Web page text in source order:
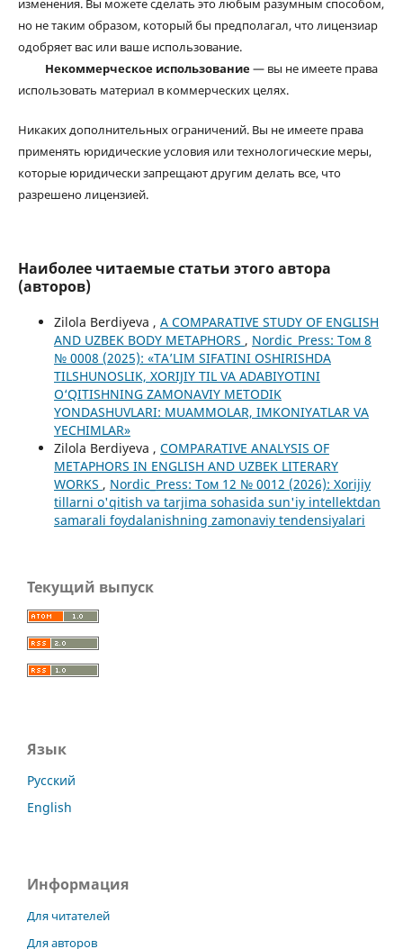
изменения. Вы можете сделать это любым разумным способом,
но не таким образом, который бы предполагал, что лицензиар
одобряет вас или ваше использование.
Некоммерческое использование— вы не имеете права
использовать материал в коммерческих целях.
Никаких дополнительных ограничений. Вы не имеете права
применять юридические условия или технологические меры,
которые юридически запрещают другим делать все, что
разрешено лицензией.
Наиболее читаемые статьи этого автора
(авторов)
Zilola Berdiyeva , A COMPARATIVE STUDY OF ENGLISH
AND UZBEK BODY METAPHORS , Nordic_Press: Том 8
№ 0008 (2025): «TA’LIM SIFATINI OSHIRISHDA
TILSHUNOSLIK, XORIJIY TIL VA ADABIYOTINI
O‘QITISHNING ZAMONAVIY METODIK
YONDASHUVLARI: MUAMMOLAR, IMKONIYATLAR VA
YECHIMLAR»
Zilola Berdiyeva , COMPARATIVE ANALYSIS OF
METAPHORS IN ENGLISH AND UZBEK LITERARY
WORKS , Nordic_Press: Том 12 № 0012 (2026): Xorijiy
tillarni o'qitish va tarjima sohasida sun'iy intellektdan
samarali foydalanishning zamonaviy tendensiyalari
Текущий выпуск
Язык
Русский
English
Информация
Для читателей
Для авторов